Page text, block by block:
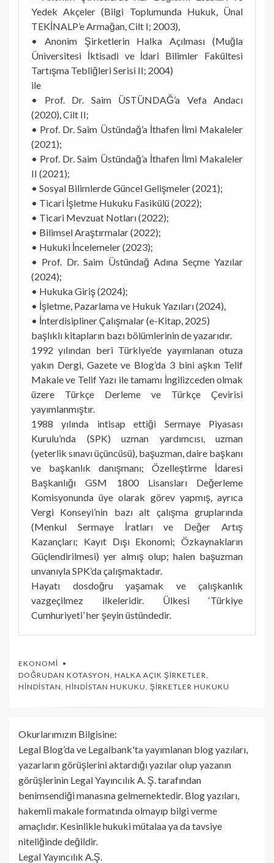
Yedek Akçeler (Bilgi Toplumunda Hukuk, Ünal
TEKİNALP’e Armağan, Cilt I; 2003),
• Anonim Şirketlerin Halka Açılması (Muğla
Üniversitesi İktisadi ve İdari Bilimler Fakültesi
Tartışma Tebliğleri Serisi II; 2004)
ile
• Prof. Dr. Saim ÜSTÜNDAĞ’a Vefa Andacı
(2020), Cilt II;
• Prof. Dr. Saim Üstündağ’a İthafen İlmi Makaleler
(2021);
• Prof. Dr. Saim Üstündağ’a İthafen İlmi Makaleler
II (2021);
• Sosyal Bilimlerde Güncel Gelişmeler (2021);
• Ticari İşletme Hukuku Fasikülü (2022);
• Ticari Mevzuat Notları (2022);
• Bilimsel Araştırmalar (2022);
• Hukuki İncelemeler (2023);
• Prof. Dr. Saim Üstündağ Adına Seçme Yazılar
(2024);
• Hukuka Giriş (2024);
• İşletme, Pazarlama ve Hukuk Yazıları (2024),
• İnterdisipliner Çalışmalar (e-Kitap, 2025)
başlıklı kitapların bazı bölümlerinin de yazarıdır.
1992 yılından beri Türkiye’de yayımlanan otuza
yakın Dergi, Gazete ve Blog’da 3 bini aşkın Telif
Makale ve Telif Yazı ile tamamı İngilizceden olmak
üzere Türkçe Derleme ve Türkçe Çevirisi
yayımlanmıştır.
1988 yılında intisap ettiği Sermaye Piyasası
Kurulu’nda (SPK) uzman yardımcısı, uzman
(yeterlik sınavı üçüncüsü), başuzman, daire başkanı
ve başkanlık danışmanı; Özelleştirme İdaresi
Başkanlığı GSM 1800 Lisansları Değerleme
Komisyonunda üye olarak görev yapmış, ayrıca
Vergi Konseyi’nin bazı alt çalışma gruplarında
(Menkul Sermaye İratları ve Değer Artış
Kazançları; Kayıt Dışı Ekonomi; Özkaynakların
Güçlendirilmesi) yer almış olup; halen başuzman
unvanıyla SPK’da çalışmaktadır.
Hayatı dosdoğru yaşamak ve çalışkanlık
vazgeçilmez ilkeleridir. Ülkesi ‘Türkiye
Cumhuriyeti’ her şeyin üstündedir.
EKONOMI
DOĞRUDAN KOTASYON HALKA AÇIK ŞIRKETLER
HINDISTAN HINDISTAN HUKUKU ŞIRKETLER HUKUKU
Okurlarımızın Bilgisine:
Legal Blog’da ve Legalbank'ta yayımlanan blog yazıları,
yazarların görüşlerini aktardığı yazılar olup yazanın
görüşlerinin Legal Yayıncılık A. Ş. tarafından
benimsendiği manasına gelmemektedir. Blog yazıları,
hakemli makale formatında olmayıp bilgi verme
amaçlıdır. Kesinlikle hukuki mütalaa ya da tavsiye
niteliğinde değildir.
Legal Yayıncılık A.Ş.